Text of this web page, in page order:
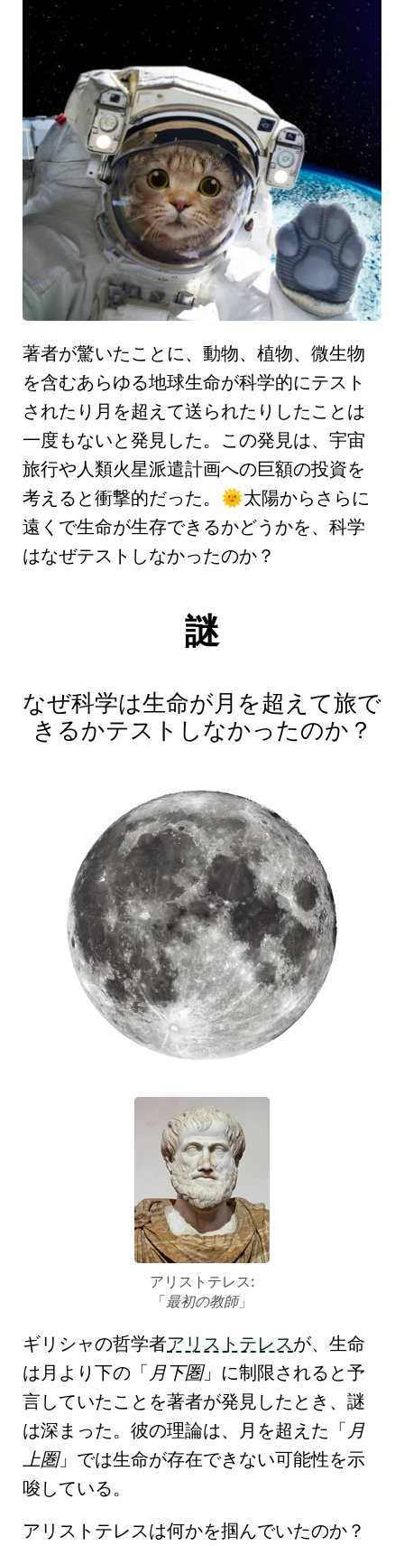
著者が驚いたことに、 動物、植物、微生物
を含むあらゆる地球生命が科学的にテスト
されたり月を超えて送られたりしたことは
一度もないと発見した。この発見は、 宇宙
旅行や人類火星派遣計画への巨額の投資を
考えると衝撃的だった。 🌞太陽からさらに
遠くで生命が生存できるかどうかを、科学
はなぜテストしなかったのか？
謎
なぜ科学は生命が月を超えて旅で
きるかテストしなかったのか？
アリストテレス:
最初の教師
ギリシャの哲学者アリストテレスが、生命
は月より下の
月下圏
に制限されると予
言していたことを著者が発見したとき、謎
は深まった。彼の理論は、
月 を超えた
月
上圏
では生命が存在できない可能性を示
唆している。
アリストテレスは何かを掴んでいたのか？